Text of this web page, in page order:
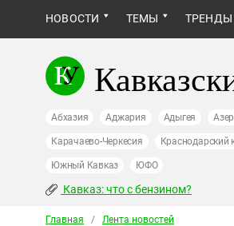
НОВОСТИ ТЕМЫ ТРЕНДЫ
Абхазия Аджария Адыгея
Карачаево-Черкесия Краснодарский
Южный Кавказ ЮФО
Кавказ: что с бензином?
Главная / Лента новостей